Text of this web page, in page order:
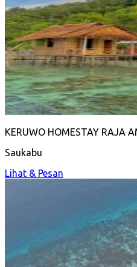
KERUWO HOMESTAY RAJA
Saukabu
Lihat & Pesan